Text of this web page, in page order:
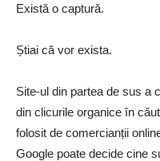
Există o captură.
Știai că vor exista.
Site-ul din partea de sus a
din clicurile organice în
folosit de comercianții
Google poate decide cine